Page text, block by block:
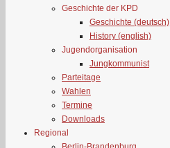
Geschichte der KPD
Geschichte (deutsch)
History (english)
Jugendorganisation
Jungkommunist
Parteitage
Wahlen
Termine
Downloads
Regional